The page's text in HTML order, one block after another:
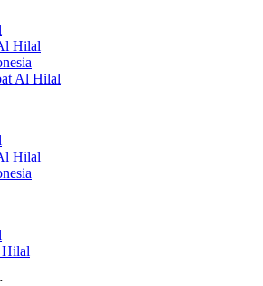
Hilal
Al Hilal
Hilal
Hilal